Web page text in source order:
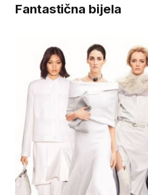
Fantastična bijela